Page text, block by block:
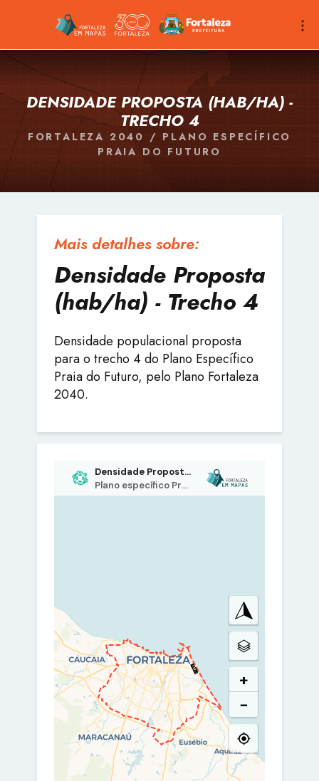
DENSIDADE PROPOSTA (HAB/HA) -
TRECHO 4
FORTALEZA 2040 / PLANO ESPECÍFICO
PRAIA DO FUTURO
Mais detalhes sobre:
Densidade Proposta
(hab/ha) - Trecho 4
Densidade populacional proposta
para o trecho 4 do Plano Específico
Praia do Futuro, pelo Plano Fortaleza
2040.